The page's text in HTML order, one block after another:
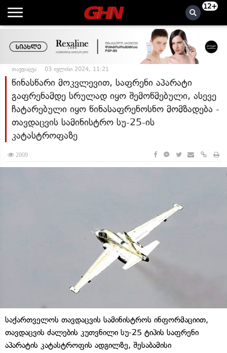
12+
თავდაცვა 03 ივლისი 2024, 11:21
წინასწარი მოკვლევით, საფრენი აპარატი
გაფრენამდე სრულად იყო შემოწმებული, ასევე
ჩატარებული იყო წინასაფრენოსნო მომზადება -
თავდაცვის სამინისტრო სუ-25-ის
კატასტროფაზე
2009
საქართველოს თავდაცვის სამინისტროს ინფორმაციით,
თავდაცვის ძალების კუთვნილი სუ-25 ტიპის საფრენი
აპარატის კატასტროფის ადგილზე, შესაბამისი